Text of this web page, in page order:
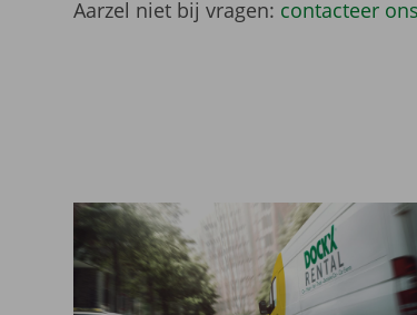
Aarzel niet bij vragen: contacteer ons